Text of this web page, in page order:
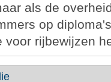
als de
op
rijbewijzen